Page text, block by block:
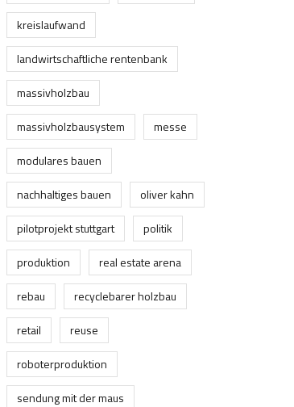
kreislaufwand
landwirtschaftliche rentenbank
massivholzbau
massivholzbausystem
messe
modulares bauen
nachhaltiges bauen
oliver kahn
pilotprojekt stuttgart
politik
produktion
real estate arena
rebau
recyclebarer holzbau
retail
reuse
roboterproduktion
sendung mit der maus